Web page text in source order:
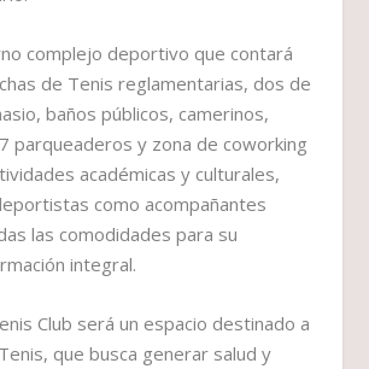
complejo deportivo que contará
de Tenis reglamentarias, dos de
baños públicos, camerinos,
parqueaderos y zona de coworking
académicas y culturales,
como acompañantes
las comodidades para su
integral.
Club será un espacio destinado a
que busca generar salud y